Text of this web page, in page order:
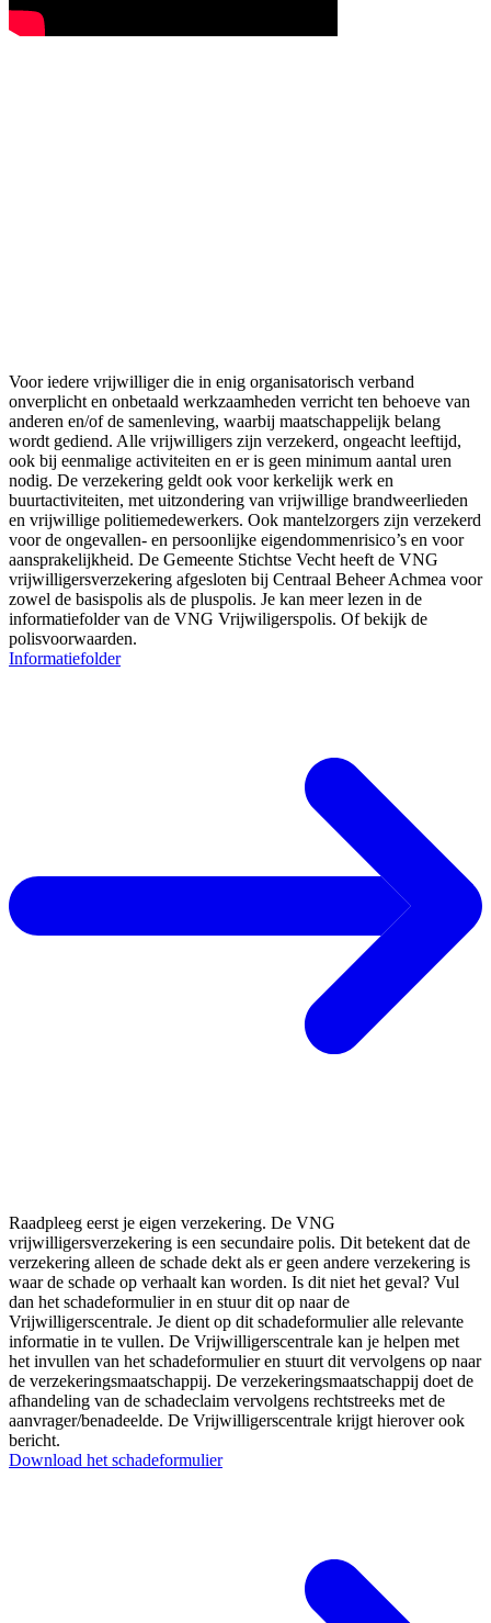
Voor iedere vrijwilliger die in enig organisatorisch verband
onverplicht en onbetaald werkzaamheden verricht ten behoeve van
anderen en/of de samenleving, waarbij maatschappelijk belang
wordt gediend. Alle vrijwilligers zijn verzekerd, ongeacht leeftijd,
ook bij eenmalige activiteiten en er is geen minimum aantal uren
nodig. De verzekering geldt ook voor kerkelijk werk en
buurtactiviteiten, met uitzondering van vrijwillige brandweerlieden
en vrijwillige politiemedewerkers. Ook mantelzorgers zijn verzekerd
voor de ongevallen- en persoonlijke eigendommenrisico’s en voor
aansprakelijkheid. De Gemeente Stichtse Vecht heeft de VNG
vrijwilligersverzekering afgesloten bij Centraal Beheer Achmea voor
zowel de basispolis als de pluspolis. Je kan meer lezen in de
informatiefolder van de VNG Vrijwiligerspolis. Of bekijk de
polisvoorwaarden.
Informatiefolder
Raadpleeg eerst je eigen verzekering. De VNG
vrijwilligersverzekering is een secundaire polis. Dit betekent dat de
verzekering alleen de schade dekt als er geen andere verzekering is
waar de schade op verhaalt kan worden. Is dit niet het geval? Vul
dan het schadeformulier in en stuur dit op naar de
Vrijwilligerscentrale. Je dient op dit schadeformulier alle relevante
informatie in te vullen. De Vrijwilligerscentrale kan je helpen met
het invullen van het schadeformulier en stuurt dit vervolgens op naar
de verzekeringsmaatschappij. De verzekeringsmaatschappij doet de
afhandeling van de schadeclaim vervolgens rechtstreeks met de
aanvrager/benadeelde. De Vrijwilligerscentrale krijgt hierover ook
bericht.
Download het schadeformulier